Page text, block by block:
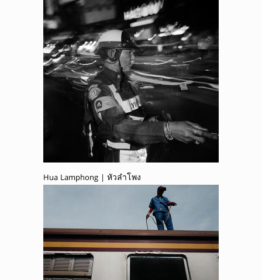
Hua Lamphong | หัวลำโพง